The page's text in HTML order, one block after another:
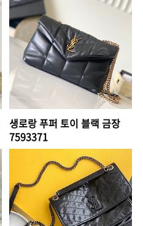
생로랑 푸퍼 토이 블랙 금장
7593371